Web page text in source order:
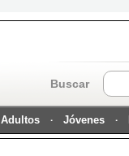
Buscar
Adultos Jóvenes